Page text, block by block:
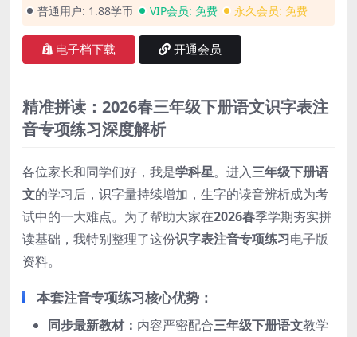
普通用户: 1.88学币 VIP会员: 免费 永久会员: 免费
电子档下载 开通会员
精准拼读：2026春三年级下册语文识字表注
音专项练习深度解析
各位家长和同学们好，我是学科星。进入三年级下册语
文的学习后，识字量持续增加，生字的读音辨析成为考
试中的一大难点。为了帮助大家在2026春季学期夯实拼
读基础，我特别整理了这份识字表注音专项练习电子版
资料。
本套注音专项练习核心优势：
同步最新教材： 内容严密配合三年级下册语文教学